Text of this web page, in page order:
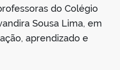
do Colégio
Sousa Lima, em
aprendizado e